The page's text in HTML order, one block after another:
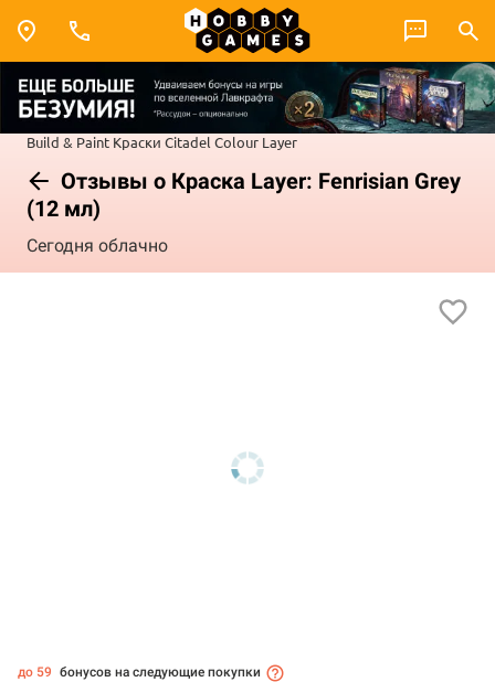
Build & Paint Краски Citadel Colour Layer
Отзывы о Краска Layer: Fenrisian Grey
(12 мл)
Сегодня облачно
до 59 бонусов на следующие покупки